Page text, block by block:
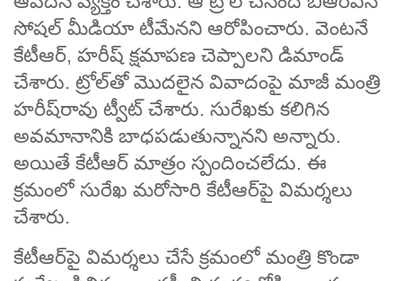
సోషల్ మీడియా టీమేనని ఆరోపించారు. వెంటనే
కేటీఆర్, హరీష్‌ క్షమాపణ చెప్పాలని డిమాండ్
చేశారు. ట్రోల్‌తో మొదలైన వివాదంపై మాజీ మంత్రి
హరీష్‌రావు ట్వీట్ చేశారు. సురేఖకు కలిగిన
అవమానానికి బాధపడుతున్నానని అన్నారు.
అయితే కేటీఆర్ మాత్రం స్పందించలేదు. ఈ
క్రమంలో సురేఖ మరోసారి కేటీఆర్‌పై విమర్శలు
చేశారు.
కేటీఆర్‌పై విమర్శలు చేసే క్రమంలో మంత్రి కొండా